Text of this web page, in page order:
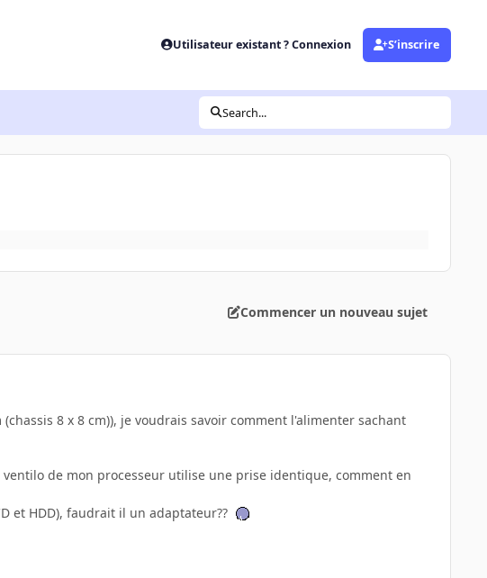
Utilisateur existant ? Connexion S’inscrire
Search...
Commencer un nouveau sujet
8 x 8 cm)), je voudrais savoir comment l'alimenter sachant
de mon processeur utilise une prise identique, comment en
et HDD), faudrait il un adaptateur??